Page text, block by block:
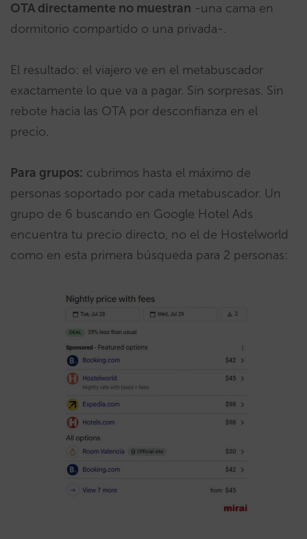
OTA directamente no muestran -una cama en
dormitorio compartido o una privada-.
El resultado: el viajero ve en el metabuscador
exactamente lo que va a pagar. Sin sorpresas. Sin
rebote hacia las OTA por desconfianza en el
precio.
Para grupos: cubrimos hasta el máximo de
personas soportado por cada metabuscador. Un
grupo de 6 buscando en Google Hotel Ads
encuentra tu precio directo, no el de Hostelworld
como en esta primera búsqueda para 2 personas: